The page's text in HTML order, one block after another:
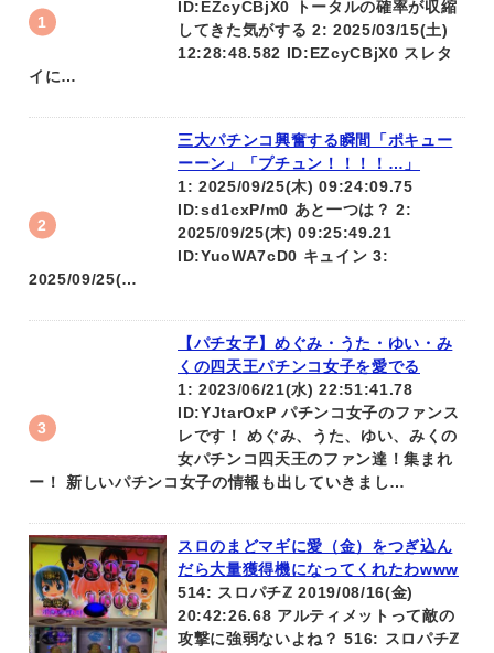
ID:EZcyCBjX0 トータルの確率が収縮
してきた気がする 2: 2025/03/15(土)
12:28:48.582 ID:EZcyCBjX0 スレタ
イに…
三大パチンコ興奮する瞬間「ポキュー
ーーン」「プチュン！！！！…」
1: 2025/09/25(木) 09:24:09.75
ID:sd1cxP/m0 あと一つは？ 2:
2025/09/25(木) 09:25:49.21
ID:YuoWA7cD0 キュイン 3:
2025/09/25(…
【パチ女子】めぐみ・うた・ゆい・み
くの四天王パチンコ女子を愛でる
1: 2023/06/21(水) 22:51:41.78
ID:YJtarOxP パチンコ女子のファンス
レです！ めぐみ、うた、ゆい、みくの
女パチンコ四天王のファン達！集まれ
ー！ 新しいパチンコ女子の情報も出していきまし…
スロのまどマギに愛（金）をつぎ込ん
だら大量獲得機になってくれたわwww
514: スロパチℤ 2019/08/16(金)
20:42:26.68 アルティメットって敵の
攻撃に強弱ないよね？ 516: スロパチℤ